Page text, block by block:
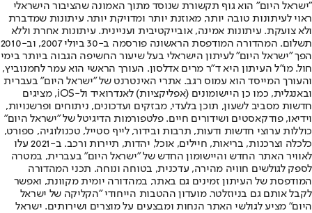
"ישראל היום" הוא גוף תקשורת שנוסד מתוך האמונה שהציבור הישראלי
ראוי לעיתונות טובה יותר, מאוזנת יותר ומדויקת יותר. עיתונות שמדברת
ולא צועקת. עיתונות אמינה, אובייקטיבית ועניינית. עיתונות אחרת וללא
תשלום. המהדורה המודפסת הראשונה פורסמה ב-30 ביולי 2007, וב-2010
הפך "ישראל היום" לעיתון הישראלי בעל שיעור החשיפה הגבוה ביותר בימי
חול. מו"ל העיתון היא ד"ר מרים אדלסון. העורך הראשי הוא עמר לחמנוביץ,
והעורך המייסד הוא עמוס רגב. אתרי האינטרנט של "ישראל היום" בעברית
ובאנגלית, כמו כן היישומונים (אפליקציות) לאנדרואיד ול-iOS, מציגים
חדשות מסביב לשעון, תוכן בלעדי, מבזקים ועדכונים, ניתוחים ופרשנויות,
וידיאו, פודקאסטים ושידורים חיים. פלטפורמות הדיגיטל של "ישראל היום"
כוללות ערוצי חדשות ודעות, תרבות ובידור, לייף סטייל, טכנולוגיה, ספורט,
כלכלה וצרכנות, בריאות, חיילים, אוכל, יהדות, תיירות ורכב. ב-2021 עלו
לאוויר האתר החדש והיישומון החדש של "ישראל היום" בעברית, במטרה
לספק לגולשים חוויה מהירה, עדכנית, בטוחה ונוחה. תכני המהדורה
המודפסת של העיתון זמינים גם באתר, במהדורה יומית מקוונת, ואפשר
לקבל אותם גם בניוזלטר. מועדון ההטבות הייחודי "הקליקה של ישראל
היום" מציע לגולשי האתר הנחות ומבצעים על מוצרים ושירותים. ישראל